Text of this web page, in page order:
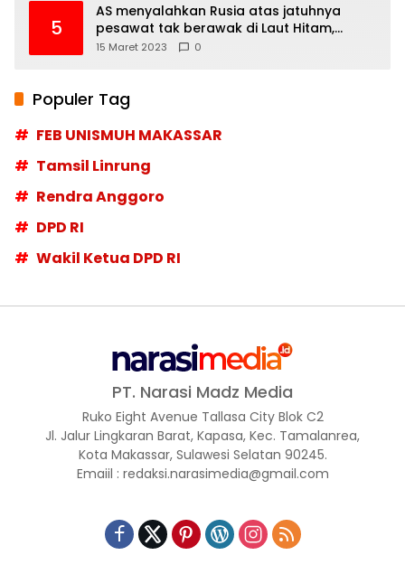
5
AS menyalahkan Rusia atas jatuhnya
pesawat tak berawak di Laut Hitam,
Moskow menyangkal
15 Maret 2023 0
Populer Tag
FEB UNISMUH MAKASSAR
Tamsil Linrung
Rendra Anggoro
DPD RI
Wakil Ketua DPD RI
PT. Narasi Madz Media
Ruko Eight Avenue Tallasa City Blok C2
Jl. Jalur Lingkaran Barat, Kapasa, Kec. Tamalanrea,
Kota Makassar, Sulawesi Selatan 90245.
Emaiil : redaksi.narasimedia@gmail.com